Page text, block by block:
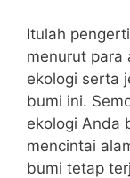
Itulah
menurut para
ekologi serta
bumi ini.
ekologi Anda
mencintai
bumi tetap